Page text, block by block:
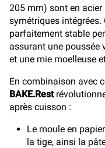
205 mm) sont en
symétriques
parfaitement stable
assurant une poussée
et une mie moelleuse
En combinaison avec
BAKE.Rest
après cuisson :
Le moule en
la tige, ainsi la